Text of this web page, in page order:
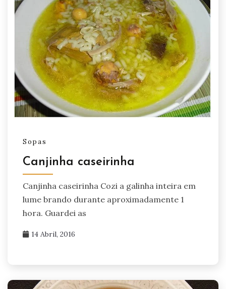
Sopas
Canjinha caseirinha
Canjinha caseirinha Cozi a galinha inteira em
lume brando durante aproximadamente 1
hora. Guardei as
14 Abril, 2016